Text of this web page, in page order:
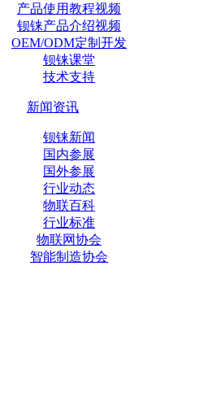
产品使用教程视频
钡铼产品介绍视频
OEM/ODM定制开发
钡铼课堂
技术支持
新闻资讯
钡铼新闻
国内参展
国外参展
行业动态
物联百科
行业标准
物联网协会
智能制造协会